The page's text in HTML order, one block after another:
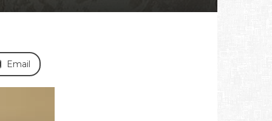
Email